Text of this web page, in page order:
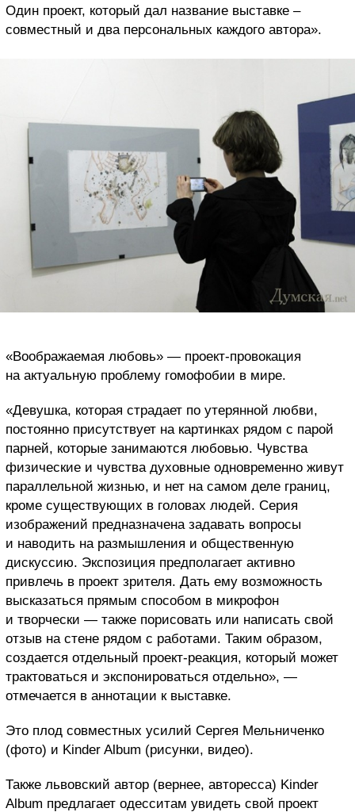
Один проект, который дал название выставке –
совместный и два персональных каждого автора».
«Воображаемая любовь» — проект-провокация
на актуальную проблему гомофобии в мире.
«Девушка, которая страдает по утерянной любви,
постоянно присутствует на картинках рядом с парой
парней, которые занимаются любовью. Чувства
физические и чувства духовные одновременно живут
параллельной жизнью, и нет на самом деле границ,
кроме существующих в головах людей. Серия
изображений предназначена задавать вопросы
и наводить на размышления и общественную
дискуссию. Экспозиция предполагает активно
привлечь в проект зрителя. Дать ему возможность
высказаться прямым способом в микрофон
и творчески — также порисовать или написать свой
отзыв на стене рядом с работами. Таким образом,
создается отдельный проект-реакция, который может
трактоваться и экспонироваться отдельно», —
отмечается в аннотации к выставке.
Это плод совместных усилий Сергея Мельниченко
(фото) и Kinder Album (рисунки, видео).
Также львовский автор (вернее, авторесса) Kinder
Album предлагает одесситам увидеть свой проект